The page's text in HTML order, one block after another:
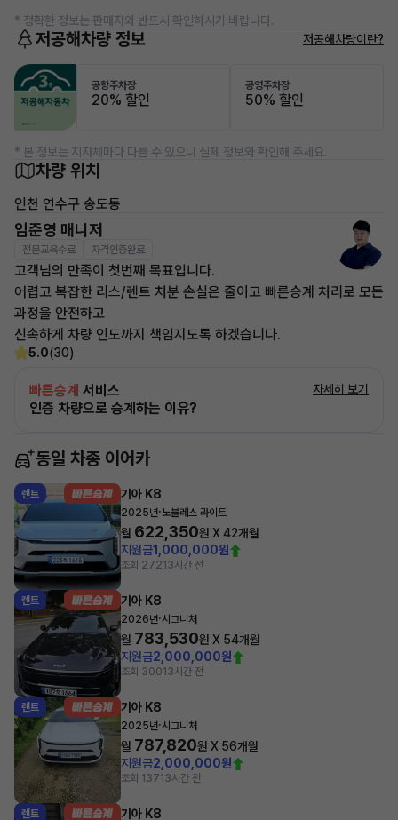
* 정확한 정보는 판매자와 반드시 확인하시기 바랍니다.
저공해차량 정보 저공해차량이란?
공항주차장
20% 할인
공영주차장
50% 할인
* 본 정보는 지자체마다 다를 수 있으니 실제 정보와 확인해 주세요.
차량 위치
인천 연수구 송도동
임준영 매니저
전문교육수료 자격인증완료
고객님의 만족이 첫번째 목표입니다.
어렵고 복잡한 리스/렌트 처분 손실은 줄이고 빠른승계 처리로 모든
과정을 안전하고
신속하게 차량 인도까지 책임지도록 하겠습니다.
5.0(30)
빠른승계 서비스
인증 차량으로 승계하는 이유?
자세히 보기
동일 차종 이어카
렌트 기아 K8
2025년·노블레스 라이트
월 622,350원 X42개월
지원금1,000,000원
조회 27213시간 전
렌트 기아 K8
2026년·시그니처
월 783,530원 X 54개월
지원금2,000,000원
조회 30013시간 전
렌트 기아 K8
2025년·시그니처
월 787,820원 X 56개월
지원금2,000,000원
조회 13713시간 전
렌트 기아 K8